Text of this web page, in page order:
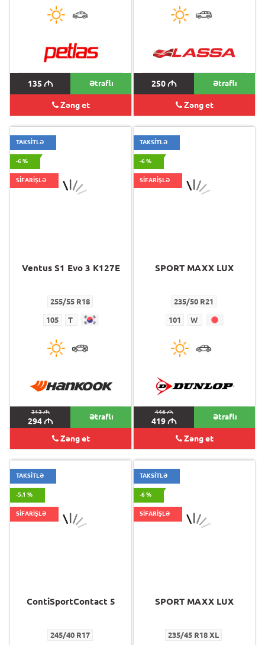
135 M Ətraflı
Zəng et
250M Ətraflı
Zəng et
TAKSİTLƏ
-6 %
SİFARİŞLƏ
Ventus S1 Evo 3 K127E
255/55 R18
105 T
313M
294M Ətraflı
Zəng et
TAKSİTLƏ
-6 %
SİFARİŞLƏ
SPORT MAXX LUX
235/50 R21
101 W
446M
419M Ətraflı
Zəng et
TAKSİTLƏ
-5.1 %
SİFARİŞLƏ
ContiSportContact 5
245/40 R17
TAKSİTLƏ
-6 %
SİFARİŞLƏ
SPORT MAXX LUX
235/45 R18 XL